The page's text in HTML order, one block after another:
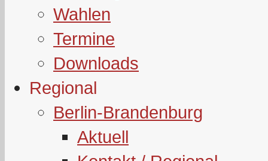
Wahlen
Termine
Downloads
Regional
Berlin-Brandenburg
Aktuell